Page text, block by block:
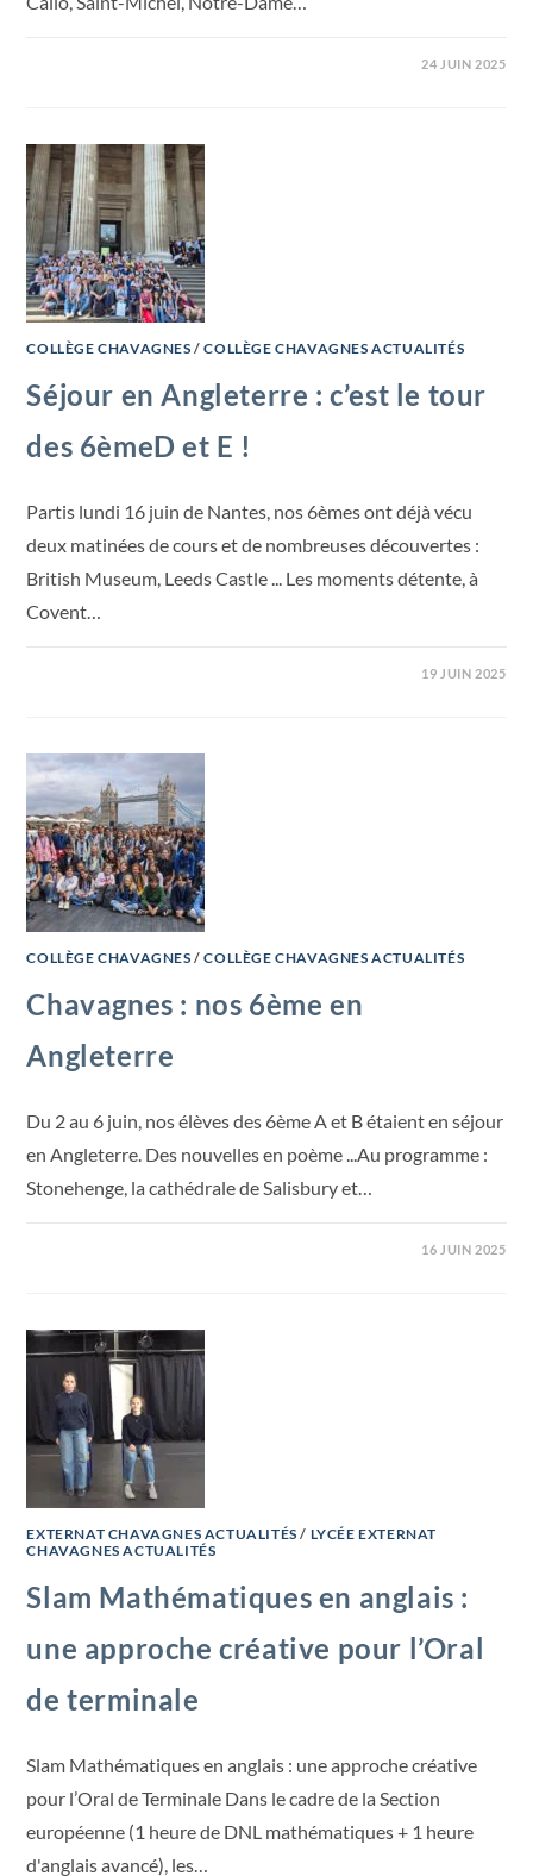
24 JUIN 2025
COLLÈGE CHAVAGNES /COLLÈGE CHAVAGNES ACTUALITÉS
Séjour en Angleterre : c’est le tour
des 6èmeD et E !
Partis lundi 16 juin de Nantes, nos 6èmes ont déjà vécu
deux matinées de cours et de nombreuses découvertes :
British Museum, Leeds Castle ... Les moments détente, à
Covent…
19 JUIN 2025
COLLÈGE CHAVAGNES /COLLÈGE CHAVAGNES ACTUALITÉS
Chavagnes : nos 6ème en
Angleterre
Du 2 au 6 juin, nos élèves des 6ème A et B étaient en séjour
en Angleterre. Des nouvelles en poème ...Au programme :
Stonehenge, la cathédrale de Salisbury et…
16 JUIN 2025
EXTERNAT CHAVAGNES ACTUALITÉS / LYCÉE EXTERNAT
CHAVAGNES ACTUALITÉS
Slam Mathématiques en anglais :
une approche créative pour l’Oral
de terminale
Slam Mathématiques en anglais : une approche créative
pour l’Oral de Terminale Dans le cadre de la Section
européenne (1 heure de DNL mathématiques + 1 heure
d'anglais avancé), les…